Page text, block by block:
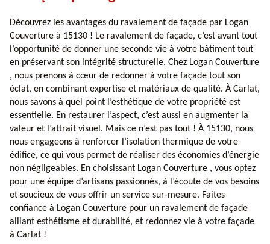
Découvrez les avantages du ravalement de façade par Logan
Couverture à 15130 ! Le ravalement de façade, c’est avant tout
l’opportunité de donner une seconde vie à votre bâtiment tout
en préservant son intégrité structurelle. Chez Logan Couverture
, nous prenons à cœur de redonner à votre façade tout son
éclat, en combinant expertise et matériaux de qualité. À Carlat,
nous savons à quel point l’esthétique de votre propriété est
essentielle. En restaurer l’aspect, c’est aussi en augmenter la
valeur et l’attrait visuel. Mais ce n’est pas tout ! À 15130, nous
nous engageons à renforcer l’isolation thermique de votre
édifice, ce qui vous permet de réaliser des économies d’énergie
non négligeables. En choisissant Logan Couverture , vous optez
pour une équipe d’artisans passionnés, à l’écoute de vos besoins
et soucieux de vous offrir un service sur-mesure. Faites
confiance à Logan Couverture pour un ravalement de façade
alliant esthétisme et durabilité, et redonnez vie à votre façade
à Carlat !